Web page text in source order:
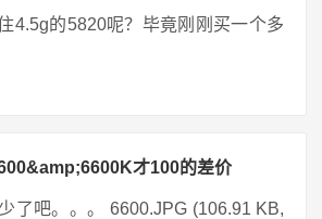
4.5g的5820呢？毕竟刚刚买一个多
才100的差价
了吧。。。 6600.JPG (106.91 KB,